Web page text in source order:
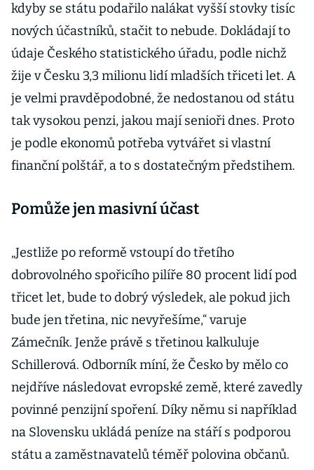
kdyby se státu podařilo nalákat vyšší stovky tisíc
nových účastníků, stačit to nebude. Dokládají to
údaje Českého statistického úřadu, podle nichž
žije v Česku 3,3 milionu lidí mladších třiceti let. A
je velmi pravděpodobné, že nedostanou od státu
tak vysokou penzi, jakou mají senioři dnes. Proto
je podle ekonomů potřeba vytvářet si vlastní
finanční polštář, a to s dostatečným předstihem.
Pomůže jen masivní účast
„Jestliže po reformě vstoupí do třetího
dobrovolného spořicího pilíře 80 procent lidí pod
třicet let, bude to dobrý výsledek, ale pokud jich
bude jen třetina, nic nevyřešíme,“ varuje
Zámečník. Jenže právě s třetinou kalkuluje
Schillerová. Odborník míní, že Česko by mělo co
nejdříve následovat evropské země, které zavedly
povinné penzijní spoření. Díky němu si například
na Slovensku ukládá peníze na stáří s podporou
státu a zaměstnavatelů téměř polovina občanů.